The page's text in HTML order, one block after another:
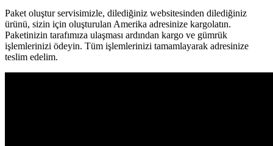
Paket oluştur servisimizle, dilediğiniz websitesinden dilediğiniz
ürünü, sizin için oluşturulan Amerika adresinize kargolatın.
Paketinizin tarafımıza ulaşması ardından kargo ve gümrük
işlemlerinizi ödeyin. Tüm işlemlerinizi tamamlayarak adresinize
teslim edelim.